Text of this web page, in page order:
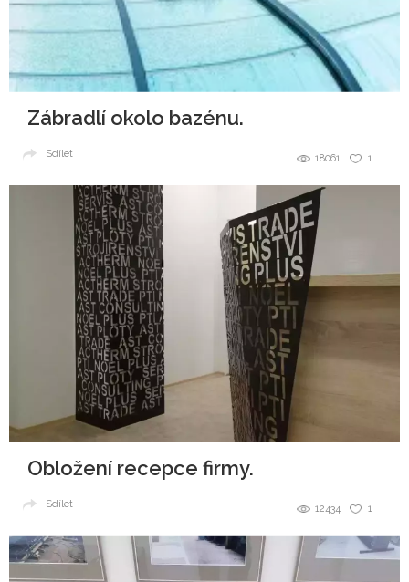
Zábradlí okolo bazénu.
1
18061
Sdílet
Obložení recepce firmy.
1
12434
Sdílet